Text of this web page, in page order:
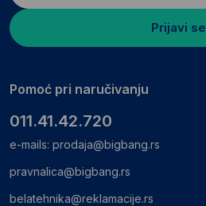
Prijavi se
Pomoć pri naručivanju
011.41.42.720
e-mails: prodaja@bigbang.rs
pravnalica@bigbang.rs
belatehnika@reklamacije.rs